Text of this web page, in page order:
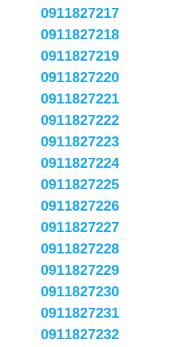
0911827217
0911827218
0911827219
0911827220
0911827221
0911827222
0911827223
0911827224
0911827225
0911827226
0911827227
0911827228
0911827229
0911827230
0911827231
0911827232